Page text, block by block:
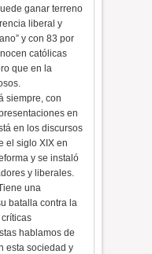
ganar terreno
liberal y
y con 83 por
católicas
que en la
siempre, con
en
en los discursos
el siglo XIX en
y se instaló
y liberales.
una
batalla contra la
hablamos de
esta sociedad y